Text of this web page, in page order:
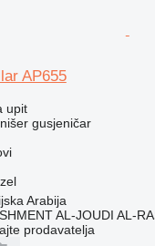
AP655
upit
gusjeničar
Arabija
AL-JOUDI AL-
prodavatelja